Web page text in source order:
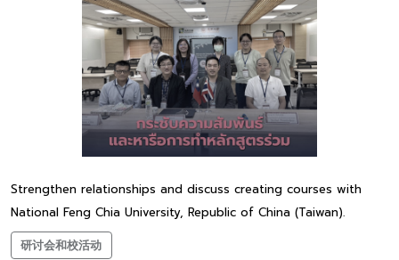
Strengthen relationships and discuss creating courses with
National Feng Chia University, Republic of China (Taiwan).
研讨会和校活动